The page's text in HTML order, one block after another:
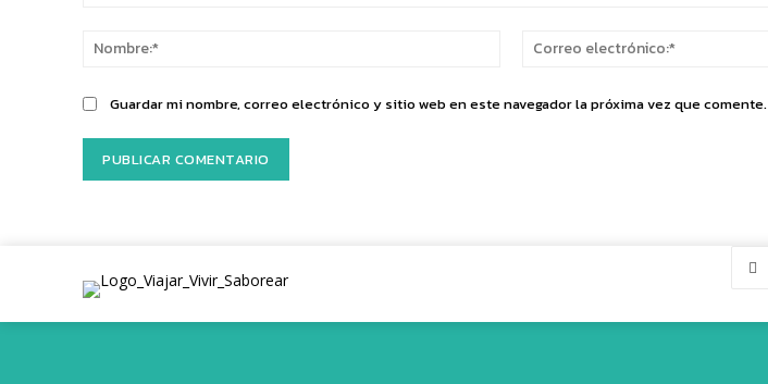
Nombre:*
Guardar mi nombre, correo electrónico y sitio web en este navegador la próxima vez que comente.